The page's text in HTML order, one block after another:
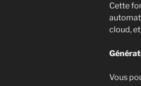
Cette
cloud,
Vous